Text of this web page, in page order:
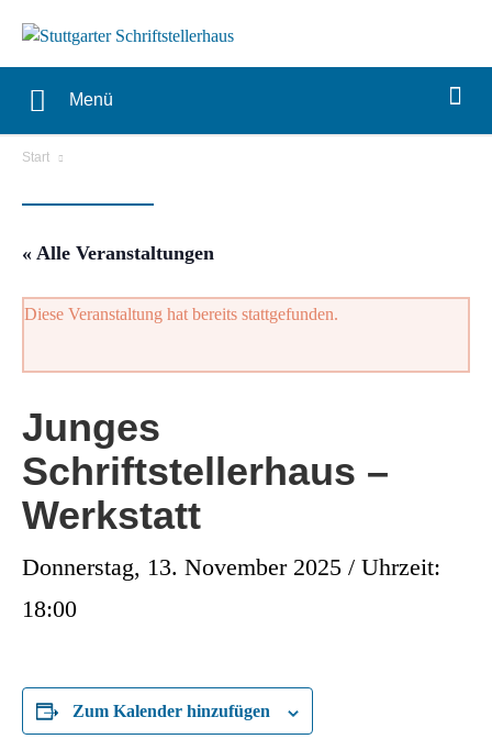
Menü
Start
« Alle Veranstaltungen
Diese Veranstaltung hat bereits stattgefunden.
Junges
Schriftstellerhaus –
Werkstatt
Donnerstag, 13. November 2025 / Uhrzeit:
18:00
Zum Kalender hinzufügen